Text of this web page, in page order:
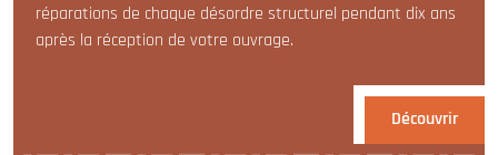
réparations de chaque désordre structurel pendant dix ans
après la réception de votre ouvrage.
Découvrir